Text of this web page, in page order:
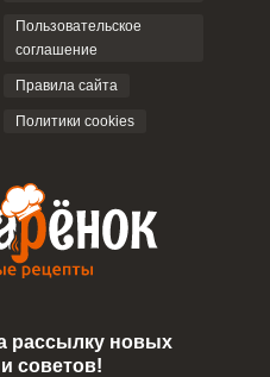
Пользовательское
соглашение
Правила сайта
Политики cookies
рассылку новых
советов!